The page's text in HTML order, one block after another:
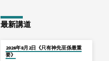
最新講道
2026年8月2日《只有神先至係最重
要》